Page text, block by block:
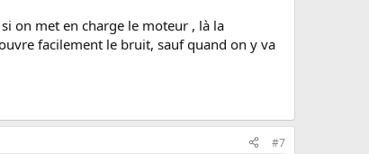
on met en charge le moteur , là la
facilement le bruit, sauf quand on y va
#7